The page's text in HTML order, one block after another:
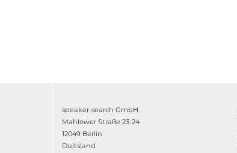
speaker-search GmbH
Mahlower Straße 23-24
12049 Berlin
Duitsland